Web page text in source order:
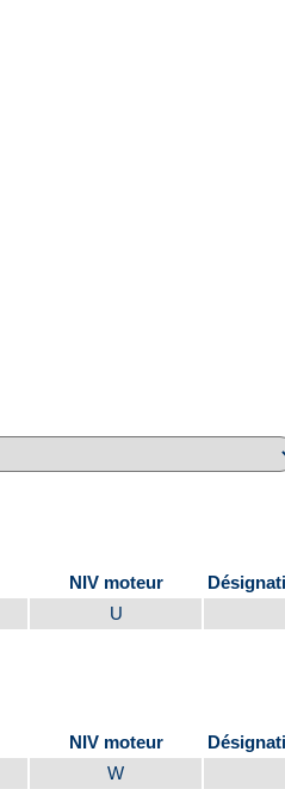
NIV moteur
U
NIV moteur
W